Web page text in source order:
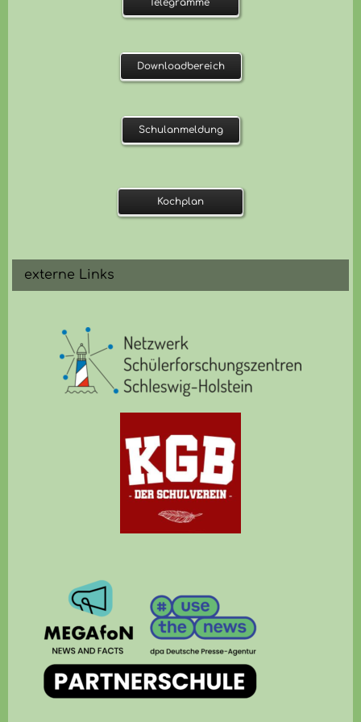
Telegramme
Downloadbereich
Schulanmeldung
Kochplan
externe Links